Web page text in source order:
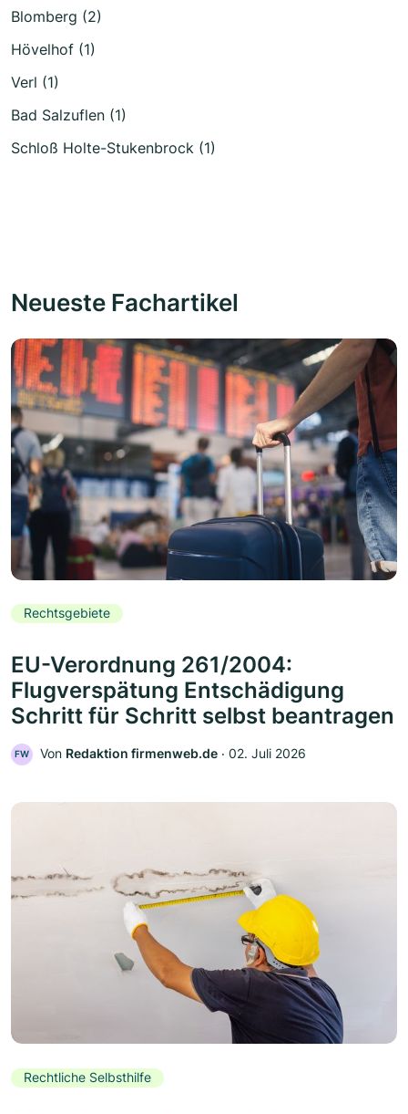
Blomberg (2)
Hövelhof (1)
Verl (1)
Bad Salzuflen (1)
Schloß Holte-Stukenbrock (1)
Neueste Fachartikel
Rechtsgebiete
EU-Verordnung 261/2004:
Flugverspätung Entschädigung
Schritt für Schritt selbst beantragen
FW Von Redaktion firmenweb.de ‧ 02. Juli 2026
Rechtliche Selbsthilfe